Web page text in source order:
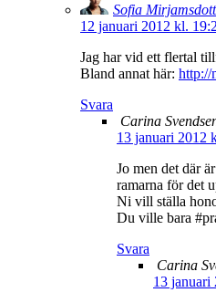
Sofia
12 januari 2012 kl.
Jag har vid ett flertal
Bland annat här: http://
Svara
Carina
13 januari 2012
Jo men det där
ramarna för det
Ni vill ställa
Du ville bara
Svara
Carina
13 januari